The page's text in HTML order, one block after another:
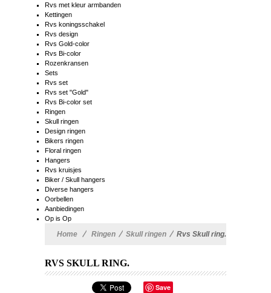
Rvs met kleur armbanden
Kettingen
Rvs koningsschakel
Rvs design
Rvs Gold-color
Rvs Bi-color
Rozenkransen
Sets
Rvs set
Rvs set "Gold"
Rvs Bi-color set
Ringen
Skull ringen
Design ringen
Bikers ringen
Floral ringen
Hangers
Rvs kruisjes
Biker / Skull hangers
Diverse hangers
Oorbellen
Aanbiedingen
Op is Op
Home > Ringen > Skull ringen > Rvs Skull ring.
RVS SKULL RING.
Save